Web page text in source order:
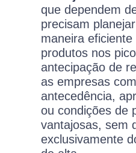
que dependem
precisam
maneira
produtos nos
antecipação de
as empresas
antecedência,
ou condições de
vantajosas, sem
exclusivamente